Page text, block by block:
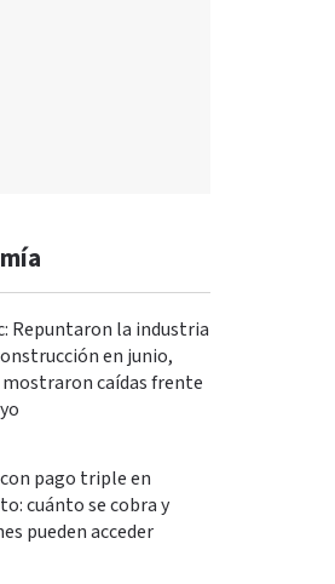
Repuntaron la industria
en junio,
caídas frente
pago triple en
cuánto se cobra y
pueden acceder